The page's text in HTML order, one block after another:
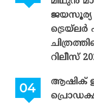
ജയസൂര്യ
റിലീസ്
ആഷിക്